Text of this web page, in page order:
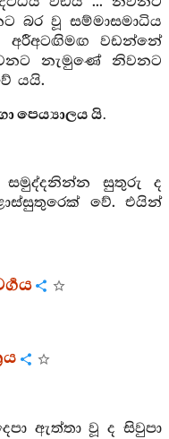
බර වූ සම්මාසමාධිය
වඩන්නේ
නැමුණේ නිවනට
යයි.
පෙය්‍යාලය යි.
සුතුරු ද
වේ. එයින්
ඇත්තා වූ ද සිවුපා